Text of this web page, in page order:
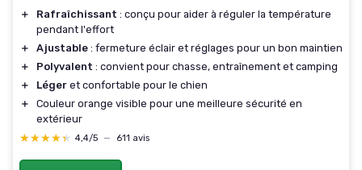
＋ Rafraîchissant : conçu pour aider à réguler la température
pendant l'effort
＋
Ajustable : fermeture éclair et réglages pour un bon maintien
＋
Polyvalent : convient pour chasse, entraînement et camping
＋
Léger et confortable pour le chien
＋
Couleur orange visible pour une meilleure sécurité en
extérieur
★★★★★
★★★★★ 4,4/5 — 611 avis